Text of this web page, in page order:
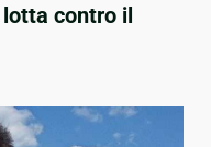
lotta contro il